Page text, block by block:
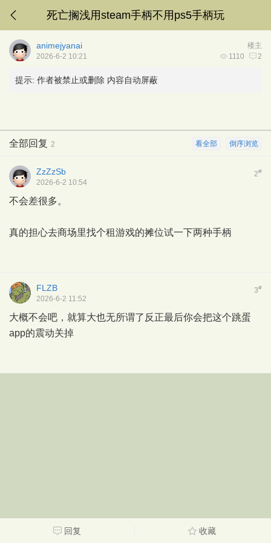
死亡搁浅用steam手柄不用ps5手柄玩
楼主
animejyanai
1110 2
2026-6-2 10:21
提示: 作者被禁止或删除 内容自动屏蔽
倒序浏览
看全部
全部回复 2
2#
ZzZzSb
2026-6-2 10:54
不会差很多。
真的担心去商场里找个租游戏的摊位试一下两种手柄
3#
FLZB
2026-6-2 11:52
大概不会吧，就算大也无所谓了反正最后你会把这个跳蛋
app的震动关掉
回复 收藏